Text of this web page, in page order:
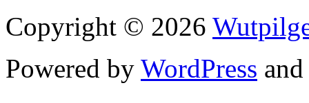
Copyright © 2026
Powered by WordPress